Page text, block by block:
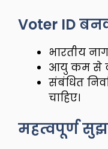
Voter ID
भारतीय
आयु कम से
संबंधित
चाहिए।
महत्वपूर्ण